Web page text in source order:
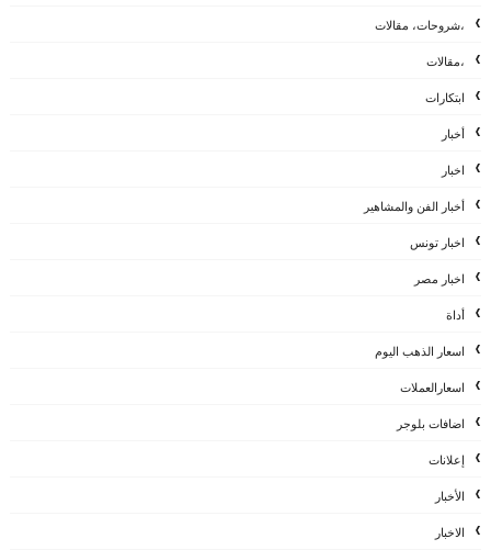
،شروحات، مقالات
،مقالات
ابتكارات
أخبار
اخبار
أخبار الفن والمشاهير
اخبار تونس
اخبار مصر
أداة
اسعار الذهب اليوم
اسعارالعملات
اضافات بلوجر
إعلانات
الأخبار
الاخبار